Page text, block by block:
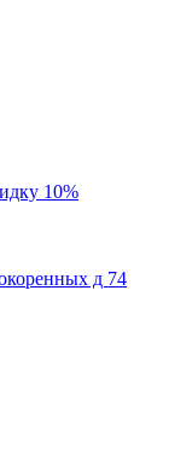
10%
д 74